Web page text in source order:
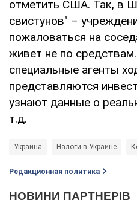
отметить США. Так, в
свистунов" –
пожаловаться на
живет не по
специальные агенты
представляются
узнают данные о
т.д.
Украина Налоги в Украине
Редакционная политика